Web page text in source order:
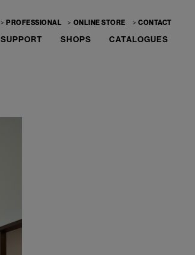
PROFESSIONAL ONLINE STORE CONTACT
SUPPORT SHOPS CATALOGUES